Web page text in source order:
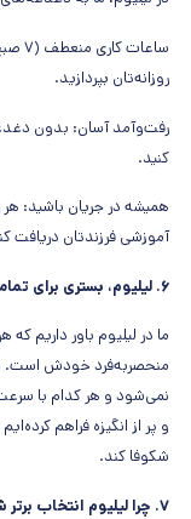
روزانه‌تان بپردازید.
رفت‌وآمد آسان: بدون
کنید.
همیشه در جریان باشید:
آموزشی فرزندتان دریافت
۶. لیلیوم، بستری برای تمامی ستاره‌ها
ما در لیلیوم باور داریم
منحصربه‌فرد خودش است.
نمی‌شود و هر کدام با
و پر از انگیزه فراهم
شکوفا کند.
۷. چرا لیلیوم انتخاب برتر شماست؟